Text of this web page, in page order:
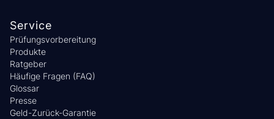
Service
Prüfungsvorbereitung
Produkte
Ratgeber
Häufige Fragen (FAQ)
Glossar
Presse
Geld-Zurück-Garantie